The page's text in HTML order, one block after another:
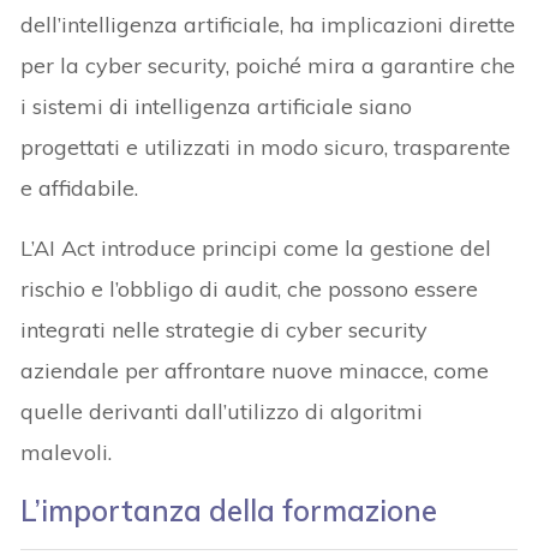
dell’intelligenza artificiale, ha implicazioni dirette
per la cyber security, poiché mira a garantire che
i sistemi di intelligenza artificiale siano
progettati e utilizzati in modo sicuro, trasparente
e affidabile.
L’AI Act introduce principi come la gestione del
rischio e l’obbligo di audit, che possono essere
integrati nelle strategie di cyber security
aziendale per affrontare nuove minacce, come
quelle derivanti dall’utilizzo di algoritmi
malevoli.
L’importanza della formazione